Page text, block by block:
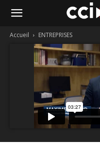
Accueil ENTREPRISES